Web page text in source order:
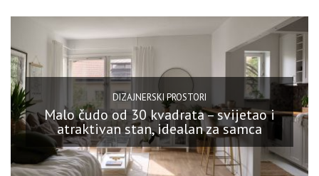
DIZAJNERSKI PROSTORI
Malo čudo od 30 kvadrata – svijetao i
atraktivan stan, idealan za samca